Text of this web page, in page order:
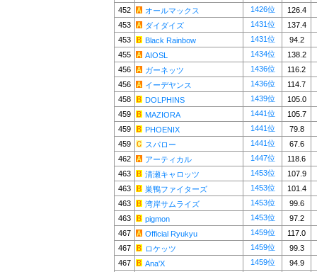
452
オールマックス 1426位
126.4
453
ダイダイズ 1431位
137.4
453
Black Rainbow 1431位
94.2
455
AIOSL 1434位
138.2
456
ガーネッツ 1436位
116.2
456
イーデヤンス 1436位
114.7
458
DOLPHINS 1439位
105.0
459
MAZIORA 1441位
105.7
459
PHOENIX 1441位
79.8
459
スパロー 1441位
67.6
462
アーティカル 1447位
118.6
463
清瀬キャロッツ 1453位
107.9
463
巣鴨ファイターズ 1453位
101.4
463
湾岸サムライズ 1453位
99.6
463
pigmon 1453位
97.2
467
Official Ryukyu 1459位
117.0
467
ロケッツ 1459位
99.3
467
Ana'X 1459位
94.9